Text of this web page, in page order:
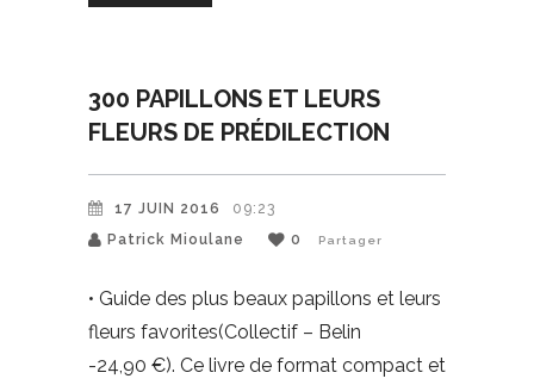
300 PAPILLONS ET LEURS
FLEURS DE PRÉDILECTION
17 JUIN 2016
09:23
Patrick Mioulane
0 Partager
• Guide des plus beaux papillons et leurs
fleurs favorites(Collectif – Belin
-24,90 €). Ce livre de format compact et